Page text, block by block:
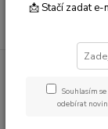
DOPLŇKY
📩 Stačí zadat e-
Souhlasím se
odebírat